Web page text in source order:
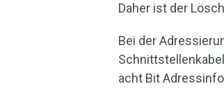
Daher ist der
Bei der
acht Bit